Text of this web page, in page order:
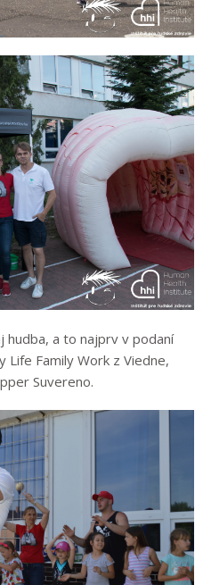
hudba, a to najprv v podaní
Life Family Work z Viedne,
Suvereno.